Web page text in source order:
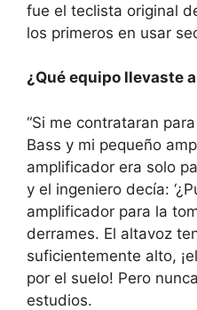
fue el teclista original
los primeros en usar
¿Qué equipo llevaste
“Si me contrataran
Bass y mi pequeño
amplificador era solo
y el ingeniero decía:
amplificador para la
derrames. El altavoz
suficientemente alto,
por el suelo! Pero
estudios.